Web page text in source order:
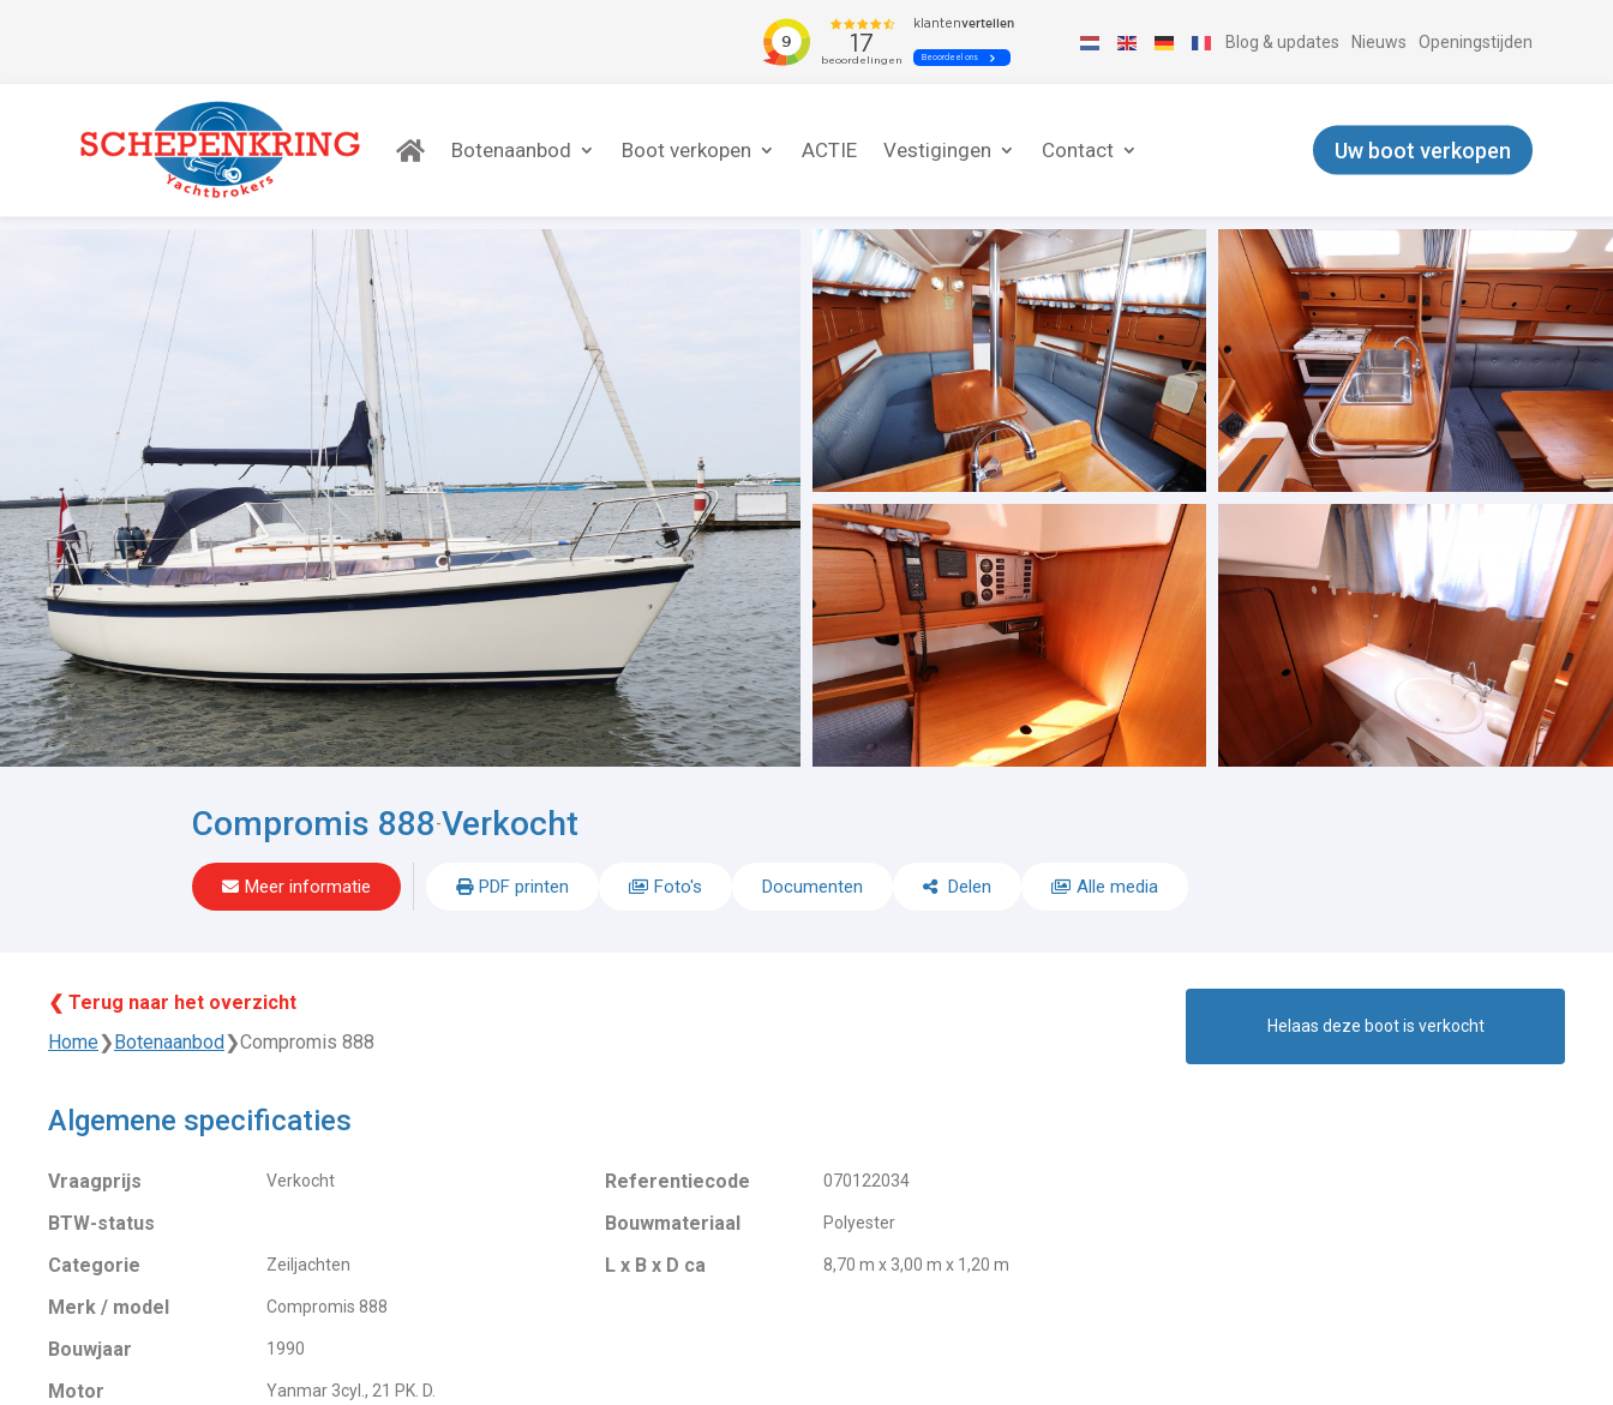
Blog & updates Nieuws Openingstijden
Botenaanbod Boot verkopen ACTIE Vestigingen Contact Uw boot verkopen
Compromis 888-Verkocht
Meer informatie PDF printen Foto's Documenten Delen Alle media
❮ Terug naar het overzicht
Home❯Botenaanbod❯Compromis 888
Algemene specificaties
Vraagprijs Verkocht
BTW-status
Categorie
Zeiljachten
Merk / model Compromis 888
Bouwjaar 1990
Motor Yanmar 3cyl., 21 PK. D.
Referentiecode 070122034
Bouwmateriaal Polyester
L x B x D ca 8,70 m x 3,00 m x 1,20 m
Helaas deze boot is verkocht